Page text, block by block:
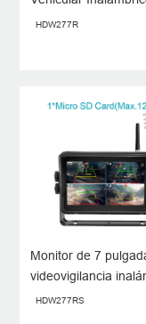
Pulgadas, HD y
HDW277R
Monitor de 7
videovigilancia
para vehículos,
HDW277RS